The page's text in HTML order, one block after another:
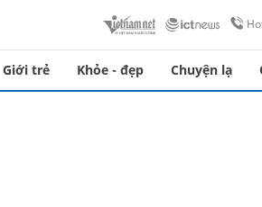
Giới trẻ Khỏe - đẹp Chuyện lạ